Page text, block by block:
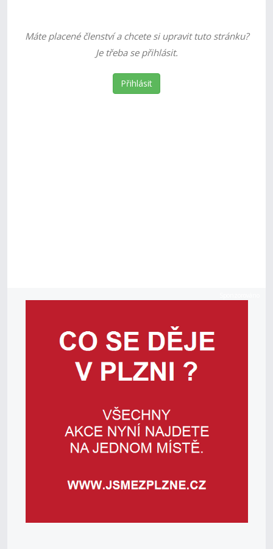
Máte placené členství a chcete si upravit tuto stránku?
Je třeba se přihlásit.
Přihlásit